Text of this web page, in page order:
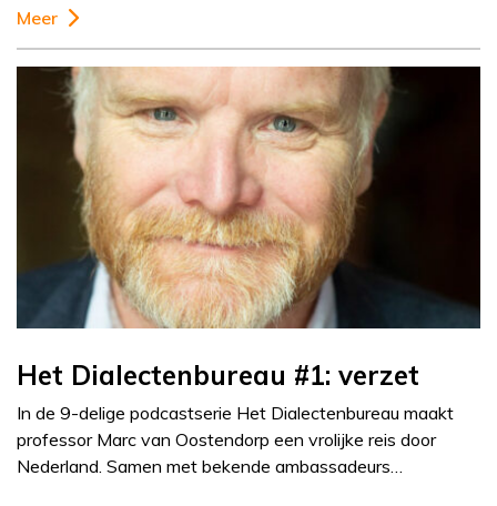
Meer
Het Dialectenbureau #1: verzet
In de 9-delige podcastserie Het Dialectenbureau maakt
professor Marc van Oostendorp een vrolijke reis door
Nederland. Samen met bekende ambassadeurs…